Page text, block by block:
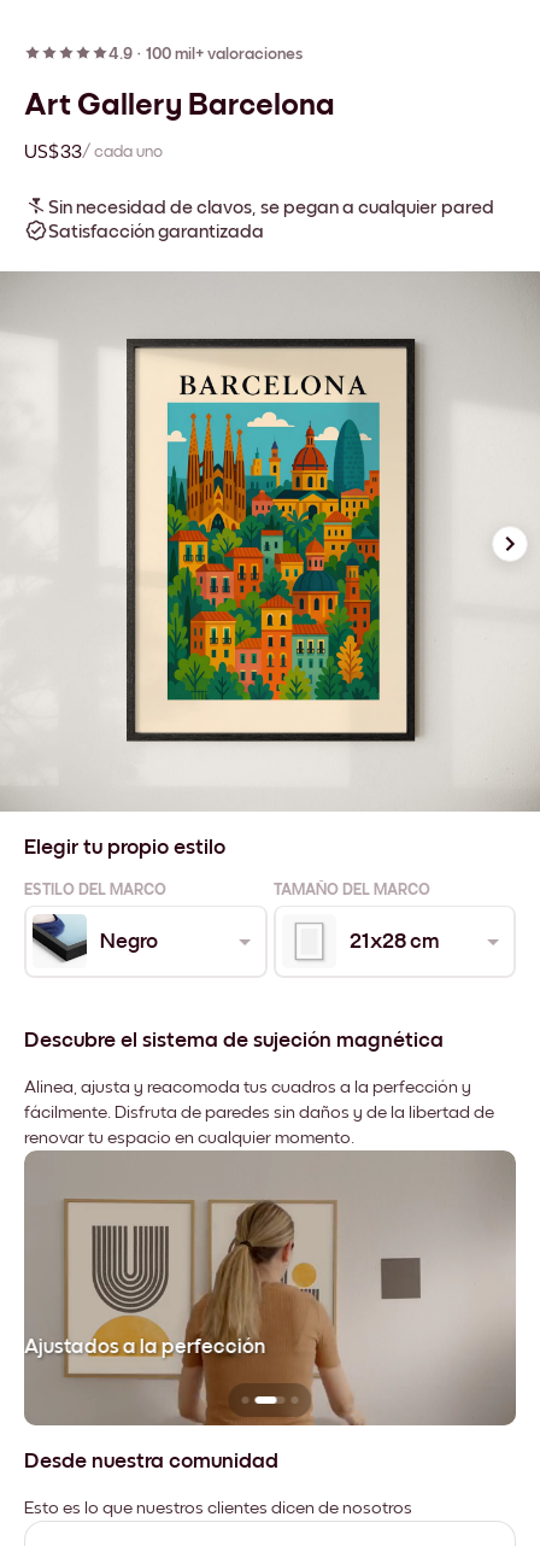
4.9 · 100 mil+ valoraciones
Art Gallery Barcelona
US$33/ cada uno
Sin necesidad de clavos, se pegan a cualquier pared
Satisfacción garantizada
Elegir tu propio estilo
ESTILO DEL MARCO TAMAÑO DEL MARCO
Negro 21x28 cm
Descubre el sistema de sujeción magnética
Alinea, ajusta y reacomoda tus cuadros a la perfección y
fácilmente. Disfruta de paredes sin daños y de la libertad de
renovar tu espacio en cualquier momento.
Ajustados a la perfección
Desde nuestra comunidad
Esto es lo que nuestros clientes dicen de nosotros